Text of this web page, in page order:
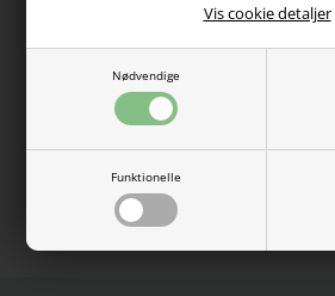
Nødvendige
Funktionelle
Vis cookie detaljer
Bløde og komfortable shorts til børn i
snøre, regular fit og behagelig
sommerens leg og hverdagsoutfits.
100% bomuld
Varenummer:13214389-5003874